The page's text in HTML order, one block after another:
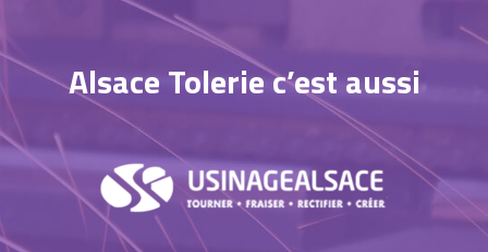
Alsace Tolerie c’est aussi